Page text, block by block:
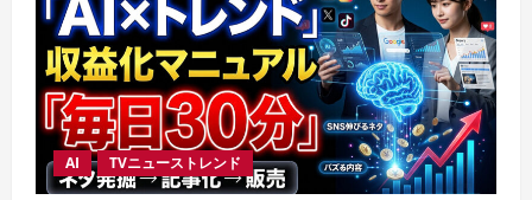
AI TVニューストレンド